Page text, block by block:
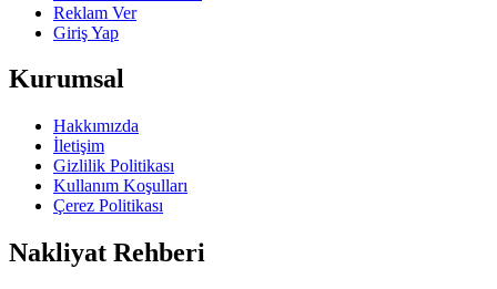
Reklam Ver
Giriş Yap
Kurumsal
Hakkımızda
İletişim
Gizlilik Politikası
Kullanım Koşulları
Çerez Politikası
Nakliyat Rehberi